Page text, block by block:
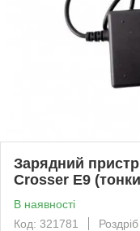
Зарядний
Crosser E9
В наявності
Код: 321781
Роздріб